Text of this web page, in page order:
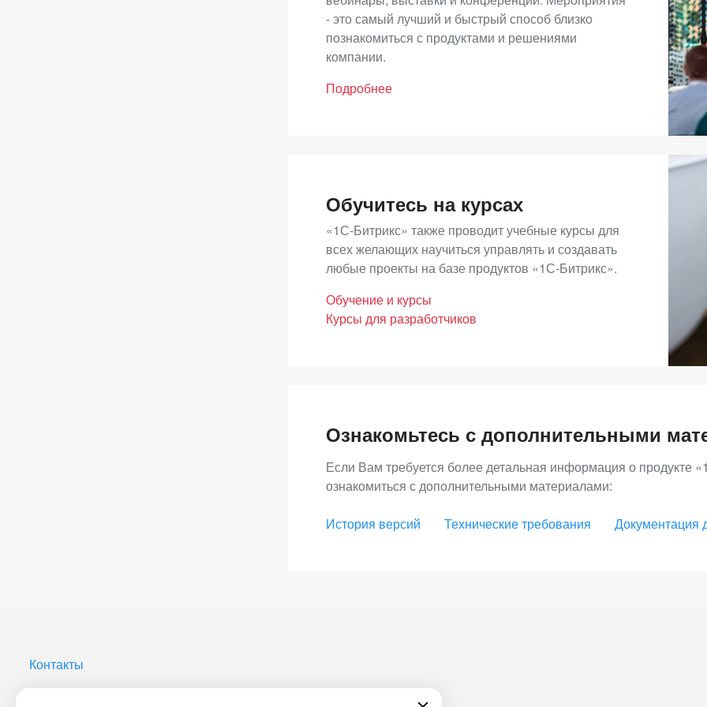
решение для работы онлайн-бизнеса 24/7 с VIP-поддержкой от
Оцените свои потребности и выбирайте лицензию с
Если вы сомневаетесь в том, какую лицензию вам выбрать –
на нашем сайте и выбрать из тех, кто
- это самый лучший и быстрый способ близко
познакомиться с продуктами и решениями
компании.
Подробнее
Обучитесь на курсах
«1С-Битрикс» также проводит учебные курсы для
всех желающих научиться управлять и создавать
любые проекты на базе продуктов «1С-Битрикс».
Обучение и курсы
Курсы для разработчиков
Ознакомьтесь с дополнительными
Если Вам требуется более детальная информация о продукте
ознакомиться с дополнительными материалами:
История версий Технические требования Документация
Контакты